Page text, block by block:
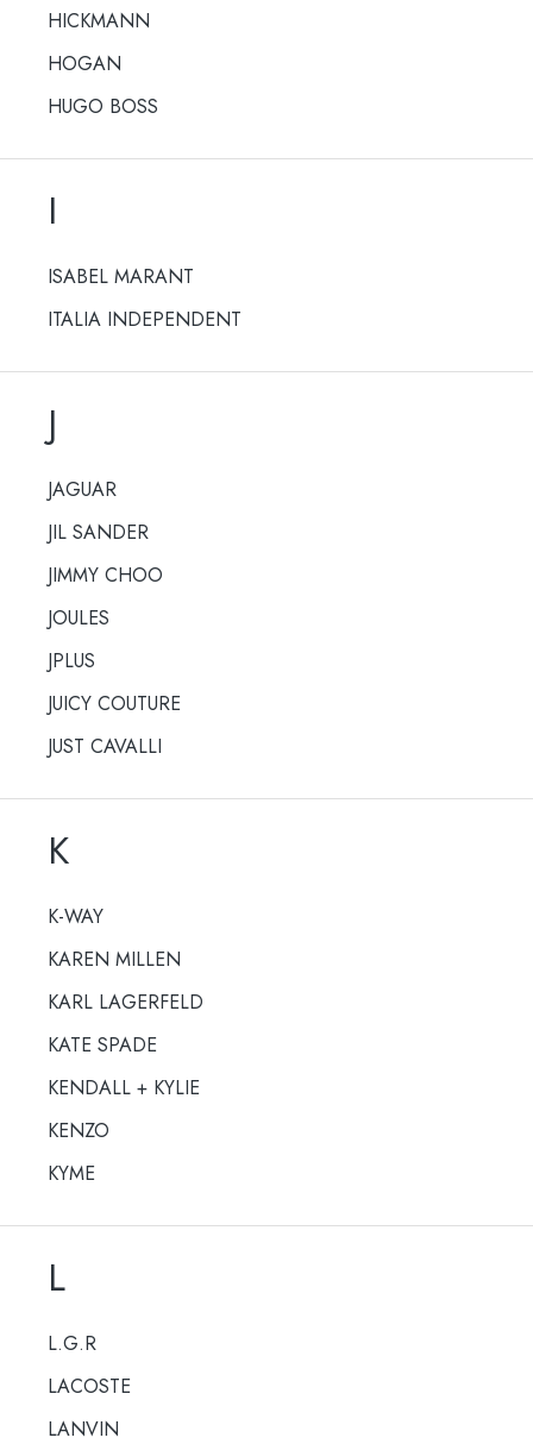
HICKMANN
HOGAN
HUGO BOSS
I
ISABEL MARANT
ITALIA INDEPENDENT
J
JAGUAR
JIL SANDER
JIMMY CHOO
JOULES
JPLUS
JUICY COUTURE
JUST CAVALLI
K
K-WAY
KAREN MILLEN
KARL LAGERFELD
KATE SPADE
KENDALL + KYLIE
KENZO
KYME
L
L.G.R
LACOSTE
LANVIN